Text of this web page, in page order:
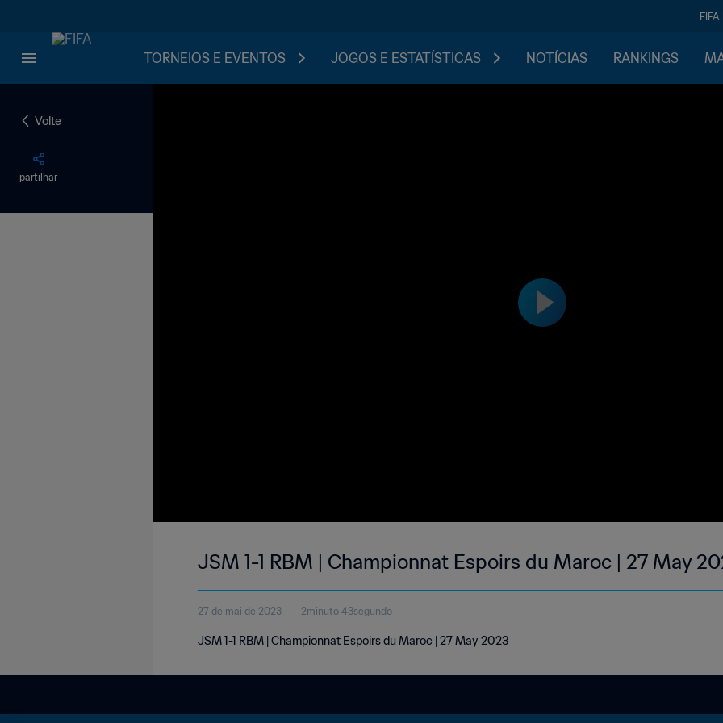
FIFA
TORNEIOS E EVENTOS JOGOS E ESTATÍSTICAS NOTÍCIAS RANKINGS
Volte
partilhar
JSM 1-1 RBM | Championnat Espoirs du Maroc | 27 May
27 de mai de 2023 2minuto 43segundo
JSM 1-1 RBM | Championnat Espoirs du Maroc | 27 May 2023